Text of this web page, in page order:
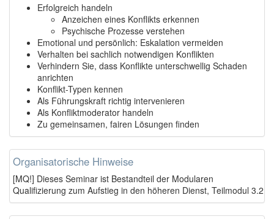
Erfolgreich handeln
Anzeichen eines Konflikts erkennen
Psychische Prozesse verstehen
Emotional und persönlich: Eskalation vermeiden
Verhalten bei sachlich notwendigen Konflikten
Verhindern Sie, dass Konflikte unterschwellig Schaden
anrichten
Konflikt-Typen kennen
Als Führungskraft richtig intervenieren
Als Konfliktmoderator handeln
Zu gemeinsamen, fairen Lösungen finden
Organisatorische Hinweise
[MQ!] Dieses Seminar ist Bestandteil der Modularen
Qualifizierung zum Aufstieg in den höheren Dienst, Teilmodul 3.2